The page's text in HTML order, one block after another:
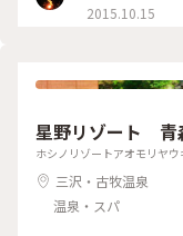
2015.10.15
星野リゾート
ホシノリゾートアオモリヤウ
三沢・古牧温泉
温泉・スパ